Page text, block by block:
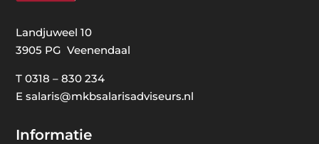
Landjuweel 10
3905 PG Veenendaal
T0318 – 830 234
Esalaris@mkbsalarisadviseurs.nl
Informatie